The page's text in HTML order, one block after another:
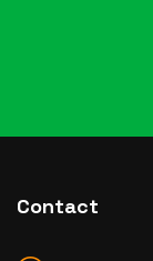
Contact